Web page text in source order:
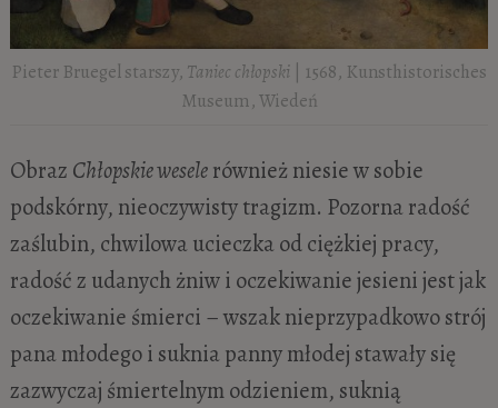
Pieter Bruegel starszy, Taniec chłopski | 1568, Kunsthistorisches
Museum, Wiedeń
Obraz Chłopskie weselerównież niesie w sobie
podskórny, nieoczywisty tragizm. Pozorna radość
zaślubin, chwilowa ucieczka od ciężkiej pracy,
radość z udanych żniw i oczekiwanie jesieni jest jak
oczekiwanie śmierci – wszak nieprzypadkowo strój
pana młodego i suknia panny młodej stawały się
zazwyczaj śmiertelnym odzieniem, suknią